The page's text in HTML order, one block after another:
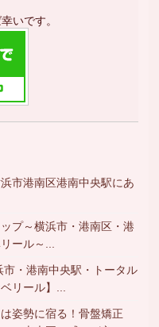
いです。
市港南区港南中央駅にあ
プ～横浜市・港南区・港
ール～...
・港南中央駅・トータル
リール】...
姿勢に宿る！骨盤矯正